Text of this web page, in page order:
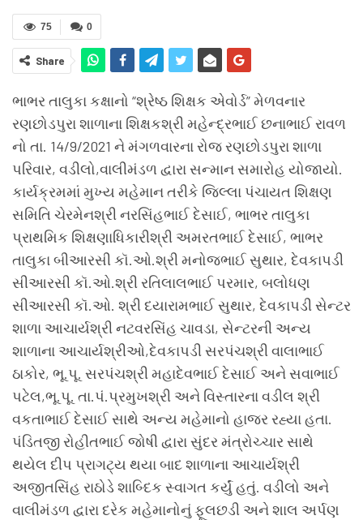
0
75
Share
ભાભર તાલુકા કક્ષાનો “શ્રેષ્ઠ શિક્ષક એવોર્ડ” મેળવનાર
રણછોડપુરા શાળાના શિક્ષકશ્રી મહેન્દ્રભાઈ છનાભાઈ રાવળ
નો તા. 14/9/2021 ને મંગળવારના રોજ રણછોડપુરા શાળા
પરિવાર, વડીલો,વાલીમંડળ દ્વારા સન્માન સમારોહ યોજાયો.
કાર્યક્રમમાં મુખ્ય મહેમાન તરીકે જિલ્લા પંચાયત શિક્ષણ
સમિતિ ચેરમેનશ્રી નરસિંહભાઈ દેસાઈ, ભાભર તાલુકા
પ્રાથમિક શિક્ષણાધિકારીશ્રી અમરતભાઈ દેસાઈ, ભાભર
તાલુકા બીઆરસી કૉ.ઓ.શ્રી મનોજભાઈ સુથાર, દેવકાપડી
સીઆરસી કૉ.ઓ.શ્રી રતિલાલભાઈ પરમાર, બલોધણ
સીઆરસી કૉ.ઓ. શ્રી દયારામભાઈ સુથાર, દેવકાપડી સેન્ટર
શાળા આચાર્યશ્રી નટવરસિંહ ચાવડા, સેન્ટરની અન્ય
શાળાના આચાર્યશ્રીઓ,દેવકાપડી સરપંચશ્રી વાલાભાઈ
ઠાકોર, ભૂ.પૂ. સરપંચશ્રી મહાદેવભાઈ દેસાઈ અને સવાભાઈ
પટેલ,ભૂ.પૂ. તા.પં.પ્રમુખશ્રી અને વિસ્તારના વડીલ શ્રી
વકતાભાઈ દેસાઈ સાથે અન્ય મહેમાનો હાજર રહ્યા હતા.
પંડિતજી રોહીતભાઈ જોષી દ્વારા સુંદર મંત્રોચ્ચાર સાથે
થયેલ દીપ પ્રાગટ્ય થયા બાદ શાળાના આચાર્યશ્રી
અજીતસિંહ રાઠોડે શાબ્દિક સ્વાગત કર્યું હતું. વડીલો અને
વાલીમંડળ દ્વારા દરેક મહેમાનોનું ફૂલછડી અને શાલ અર્પણ